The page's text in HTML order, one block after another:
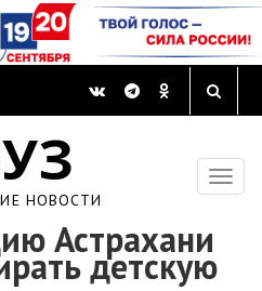
НОВОСТИ
Астрахани
детскую